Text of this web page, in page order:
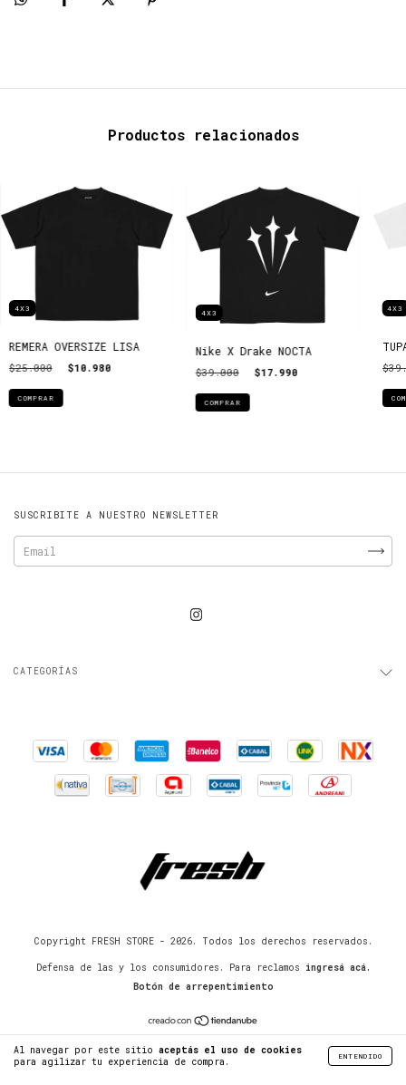
Al navegar por este sitio aceptás el uso de cookies
para agilizar tu experiencia de compra.
ENTENDIDO
Productos relacionados
4X3
REMERA OVERSIZE LISA
$25.000 $10.980
COMPRAR
4X3
Nike X Drake NOCTA
$39.000 $17.990
COMPRAR
4X3
SUSCRIBITE A NUESTRO NEWSLETTER
CATEGORÍAS
Copyright FRESH STORE - 2026. Todos los derechos reservados.
Defensa de las y los consumidores. Para reclamos
ingresá acá.
Botón de arrepentimiento